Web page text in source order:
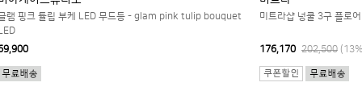
램 핑크 튤립 부케 LED 무드등 - glam pink tulip bouquet
미트라샵 넝쿨 3구 플로
176,170 202,500